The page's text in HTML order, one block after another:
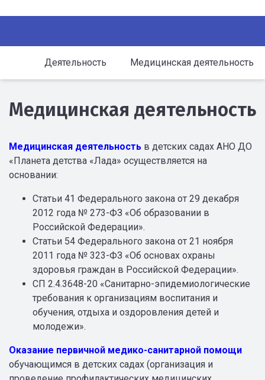
Деятельность Медицинская деятельность
Медицинская деятельность
Медицинская деятельность в детских садах АНО ДО
«Планета детства «Лада» осуществляется на
основании:
Статьи 41 Федерального закона от 29 декабря
2012 года № 273-ФЗ «Об образовании в
Российской Федерации».
Статьи 54 Федерального закона от 21 ноября
2011 года № 323-ФЗ «Об основах охраны
здоровья граждан в Российской Федерации».
СП 2.4.3648-20 «Санитарно-эпидемиологические
требования к организациям воспитания и
обучения, отдыха и оздоровления детей и
молодежи».
Оказание первичной медико-санитарной помощи
обучающимся в детских садах (организация и